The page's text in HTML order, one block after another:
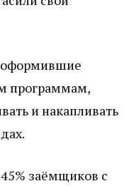
оформившие
программам,
и накапливать
заёмщиков с